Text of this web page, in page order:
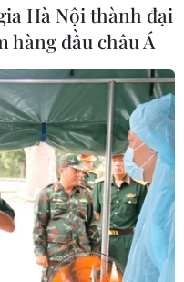
quan, đơn vị đã treo cờ rủ
Phú Trọng. Trong ảnh là
Kiếm) thực hiện treo cờ
Vietnam+)
Hà Nội thành đại
hàng đầu châu Á